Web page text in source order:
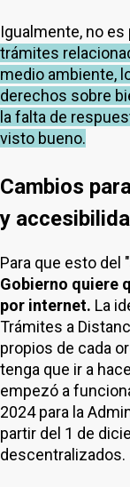
Igualmente, no es
trámites
medio ambiente,
derechos sobre
la falta de
visto bueno.
Cambios
y
Para que esto del
Gobierno quiere
por internet. La
Trámites a
propios de cada
tenga que ir a
empezó a
2024 para la
partir del 1 de
descentralizados.